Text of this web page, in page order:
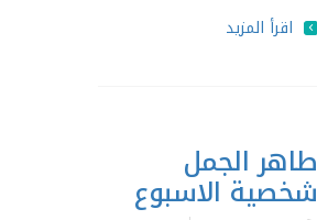
اقرأ المزيد
طاهر الجمل
شخصية الاسبوع